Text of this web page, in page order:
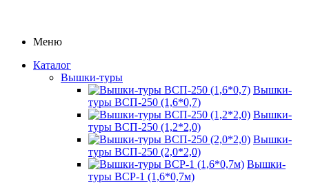
Меню
Каталог
Вышки-туры
Вышки-
туры ВСП-250 (1,6*0,7)
Вышки-
туры ВСП-250 (1,2*2,0)
Вышки-
туры ВСП-250 (2,0*2,0)
Вышки-
туры ВСР-1 (1,6*0,7м)